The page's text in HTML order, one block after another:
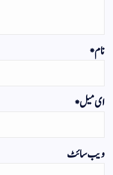
نام*
ای میل*
ویب‌ سائٹ